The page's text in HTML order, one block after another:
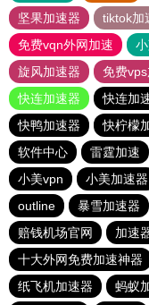
坚果加速器
tiktok加
免费vqn外网加速
旋风加速器
免费
快连加速器
快连加
快鸭加速器
快柠檬
软件中心
雷霆加速
小美vpn
小美加速器
outline
暴雪加速器
赔钱机场官网
加速
十大外网免费加速神器
纸飞机加速器
蚂蚁